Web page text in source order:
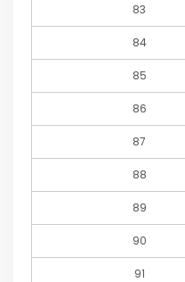
83
84
85
86
87
88
89
90
91